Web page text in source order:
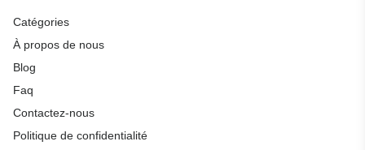
Catégories
À propos de nous
Blog
Faq
Contactez-nous
Politique de confidentialité